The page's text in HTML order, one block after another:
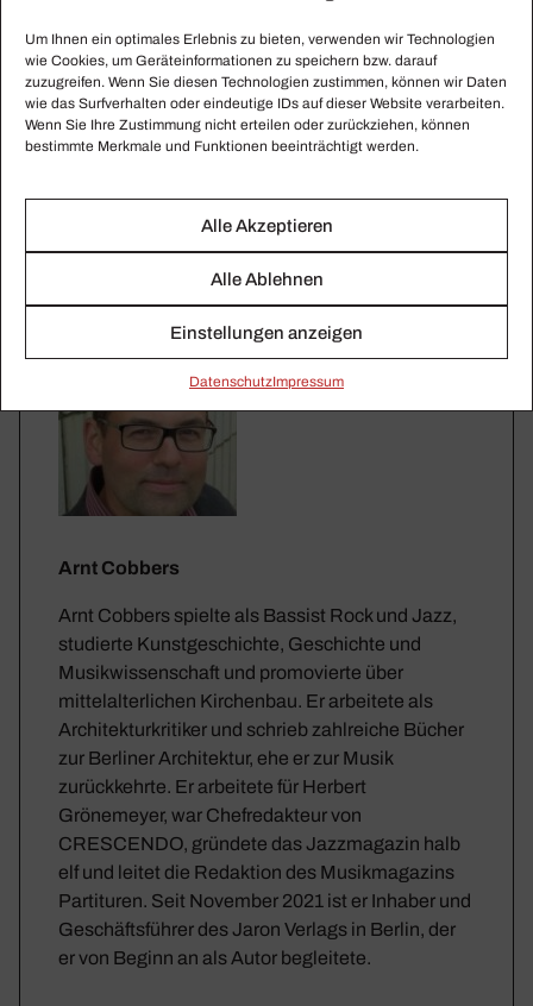
Um Ihnen ein optimales Erlebnis zu bieten, verwenden wir Technologien
wie Cookies, um Geräteinformationen zu speichern bzw. darauf
zuzugreifen. Wenn Sie diesen Technologien zustimmen, können wir Daten
wie das Surfverhalten oder eindeutige IDs auf dieser Website verarbeiten.
Wenn Sie Ihre Zustimmung nicht erteilen oder zurückziehen, können
bestimmte Merkmale und Funktionen beeinträchtigt werden.
Alle Akzeptieren
Alle Ablehnen
Einstellungen anzeigen
Daten­schutzImpressum
Arnt Cobbers
Arnt Cobbers spielte als Bassist Rock und Jazz,
studierte Kunstgeschichte, Geschichte und
Musikwissenschaft und promovierte über
mittelalterlichen Kirchenbau. Er arbeitete als
Architekturkritiker und schrieb zahlreiche Bücher
zur Berliner Architektur, ehe er zur Musik
zurückkehrte. Er arbeitete für Herbert
Grönemeyer, war Chefredakteur von
CRESCENDO, gründete das Jazzmagazin halb
elf und leitet die Redaktion des Musikmagazins
Partituren. Seit November 2021 ist er Inhaber und
Geschäftsführer des Jaron Verlags in Berlin, der
er von Beginn an als Autor begleitete.